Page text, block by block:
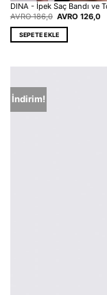
DINA - İpek Saç Bandı ve
AVRO186,0 Orijinal
EUR 186,0.
AVRO 126,0
SEPETE EKLE
İndirim!